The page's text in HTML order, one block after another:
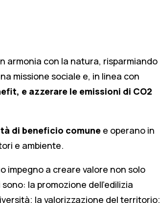
armonia con la natura, risparmiando
missione sociale e, in linea con
e azzerare le emissioni di CO2
di beneficio comune e operano in
e ambiente.
impegno a creare valore non solo
la promozione dell’edilizia
la valorizzazione del territorio;